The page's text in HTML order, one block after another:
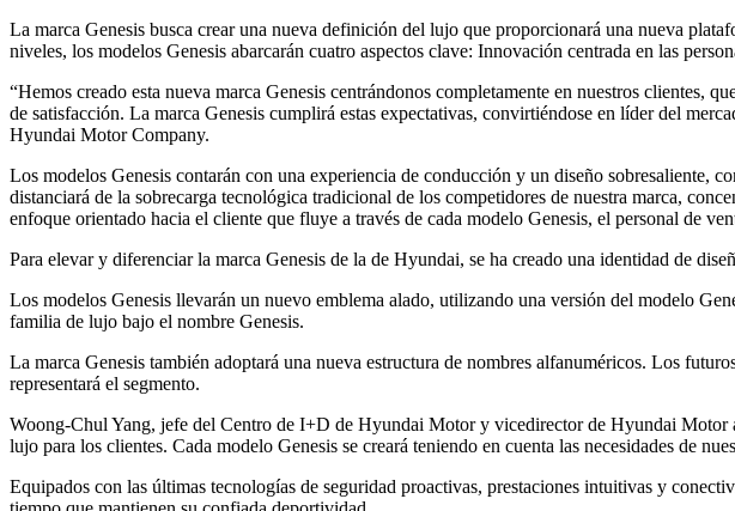
La marca Genesis busca crear una nueva definición del lujo que proporcionará una nueva
niveles, los modelos Genesis abarcarán cuatro aspectos clave: Innovación centrada en las
“Hemos creado esta nueva marca Genesis centrándonos completamente en nuestros clientes,
de satisfacción. La marca Genesis cumplirá estas expectativas, convirtiéndose en líder del
Hyundai Motor Company.
Los modelos Genesis contarán con una experiencia de conducción y un diseño sobresaliente,
distanciará de la sobrecarga tecnológica tradicional de los competidores de nuestra marca,
enfoque orientado hacia el cliente que fluye a través de cada modelo Genesis, el personal de
Para elevar y diferenciar la marca Genesis de la de Hyundai, se ha creado una identidad de
Los modelos Genesis llevarán un nuevo emblema alado, utilizando una versión del modelo
familia de lujo bajo el nombre Genesis.
La marca Genesis también adoptará una nueva estructura de nombres alfanuméricos. Los
representará el segmento.
Woong-Chul Yang, jefe del Centro de I+D de Hyundai Motor y vicedirector de Hyundai
lujo para los clientes. Cada modelo Genesis se creará teniendo en cuenta las necesidades de
Equipados con las últimas tecnologías de seguridad proactivas, prestaciones intuitivas y